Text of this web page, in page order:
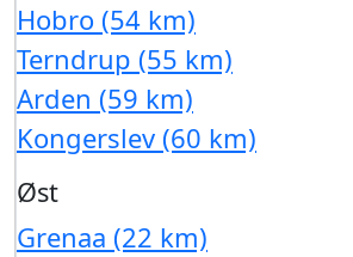
Hobro (54 km)
Terndrup (55 km)
Arden (59 km)
Kongerslev (60 km)
Øst
Grenaa (22 km)